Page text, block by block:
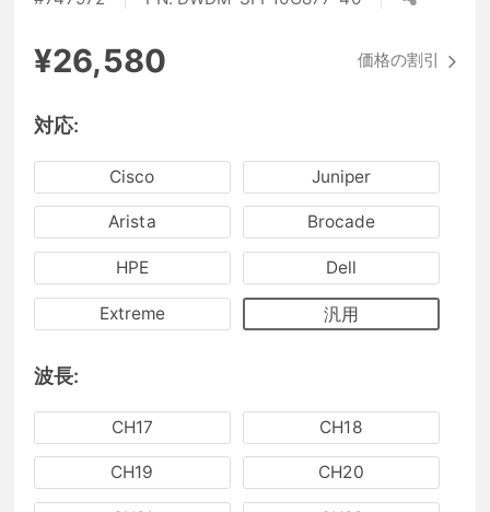
¥26,580 価格の割引
対応:
Cisco Juniper
Arista Brocade
HPE Dell
Extreme 汎用
波長:
CH17 CH18
CH19 CH20